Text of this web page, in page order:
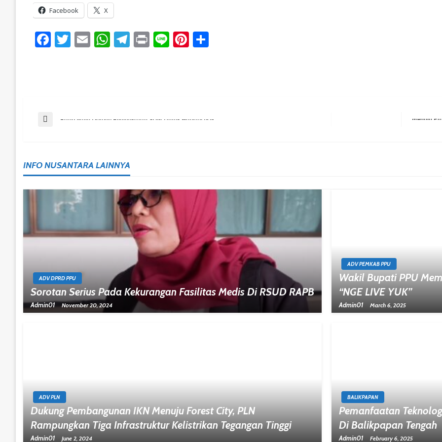
Facebook X
Facebook
Twitter
EmailWhatsApp
Telegram
PrintLinePinterest
Post
Previous Post Raup Muin Dorong Peningkatan SDM Untuk Hadapi IKN Next Post
INFO NUSANTARA LAINNYA
ADV DPRD PPU
Sorotan Serius Pada Kekurangan Fasilitas Medis Di RSUD RAPB
Admin01 November 20, 2024
ADV PEMKAB PPU
Wakil Bupati PPU
“NGE LIVE YUK”
Admin01 March 6, 2025
ADV PLN
Dukung Pembangunan IKN Menuju Forest City, PLN
Rampungkan Tiga Infrastruktur Kelistrikan Tegangan Tinggi
Admin01 June 2, 2024
BALIKPAPAN
Pemanfaatan
Di Balikpapan Tengah
Admin01 February 6, 2025